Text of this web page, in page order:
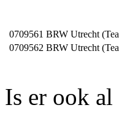
0709561 BRW Utrecht
0709562 BRW Utrecht
Is er ook